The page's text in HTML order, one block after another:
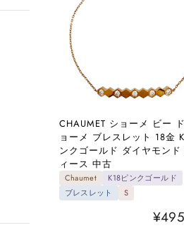
(4)
CHAUMET ショーメ ビー
ョーメ ブレスレット 18金
ンクゴールド ダイヤモン
ィース 中古
Chaumet
K18ピンクゴールド
ブレスレット
S